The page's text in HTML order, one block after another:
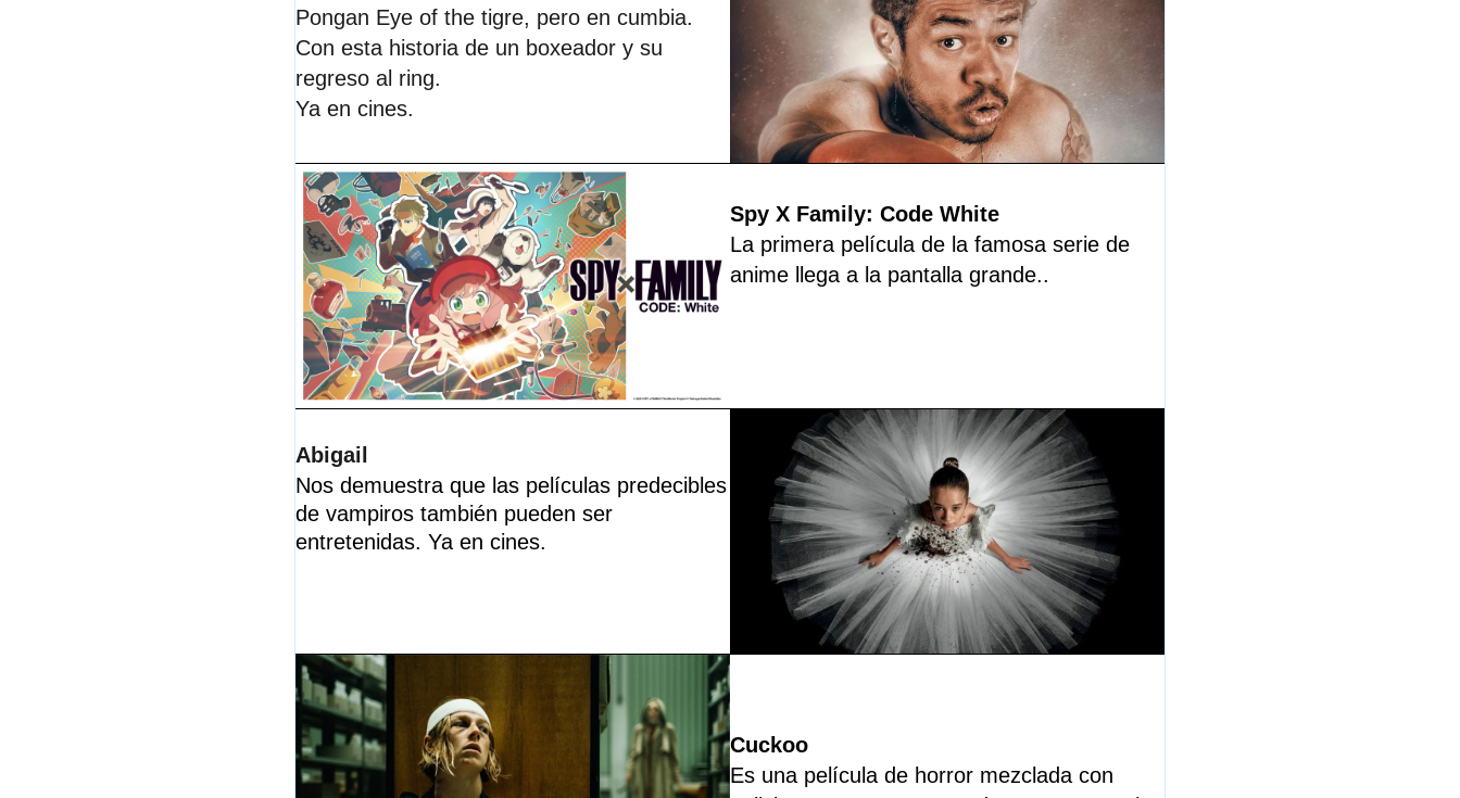
Pongan Eye of the tigre, pero en cumbia.
Con esta historia de un boxeador y su
regreso al ring.
Ya en cines.
Spy X Family: Code White
La primera película de la famosa serie de
anime llega a la pantalla grande..
Abigail
Nos demuestra que las películas predecibles
de vampiros también pueden ser
entretenidas. Ya en cines.
Cuckoo
Es una película de horror mezclada con